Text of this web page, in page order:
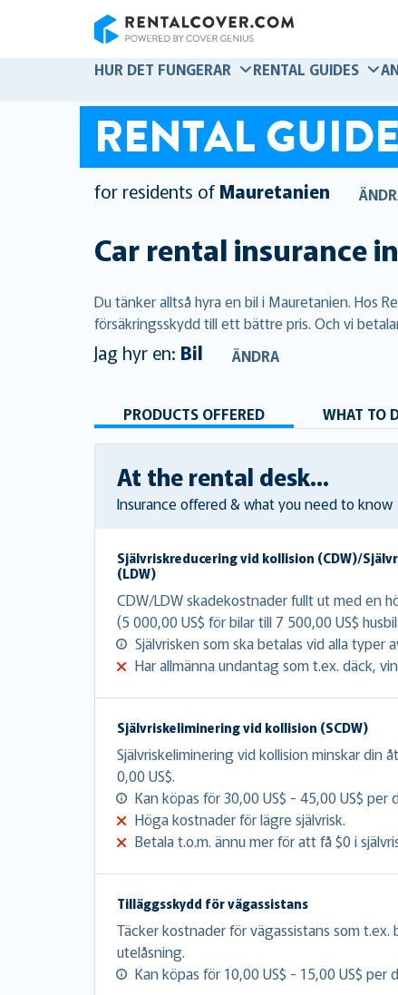
HUR DET FUNGERAR
RENTAL GUIDES
RENTAL GUIDE
for residents of Mauretanien
Car rental insurance in
Du tänker alltså hyra en bil i Mauretanien. Hos
försäkringsskydd till ett bättre pris. Och vi
Jag hyr en: Bil ÄNDRA
PRODUCTS OFFERED WHAT TO
At the rental desk...
Insurance offered & what you need to know
Självriskreducering vid kollision (CDW)/
(LDW)
CDW/LDW skadekostnader fullt ut med en
(5 000,00 US$ för bilar till 7 500,00 US$
Självrisken som ska betalas vid alla typer
Har allmänna undantag som t.ex. däck,
Självriskeliminering vid kollision (SCDW)
Självriskeliminering vid kollision minskar din
0,00 US$.
Kan köpas för 30,00 US$ - 45,00 US$ per
Höga kostnader för lägre självrisk.
Betala t.o.m. ännu mer för att få $0 i
Tilläggsskydd för vägassistans
Täcker kostnader för vägassistans som
utelåsning.
Kan köpas för 10,00 US$ - 15,00 US$ per